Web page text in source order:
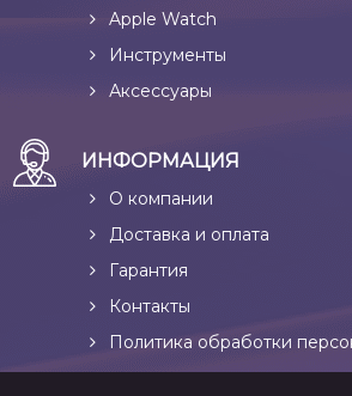
Apple Watch
Инструменты
Аксессуары
ИНФОРМАЦИЯ
О компании
Доставка и оплата
Гарантия
Контакты
Политика обработки